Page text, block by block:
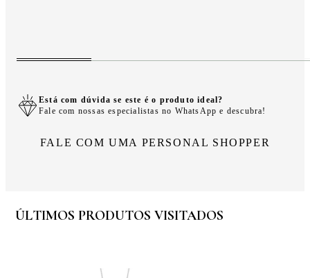
Está com dúvida se este é o produto ideal?
Fale com nossas especialistas no WhatsApp e descubra!
FALE COM UMA PERSONAL SHOPPER
ÚLTIMOS PRODUTOS VISITADOS